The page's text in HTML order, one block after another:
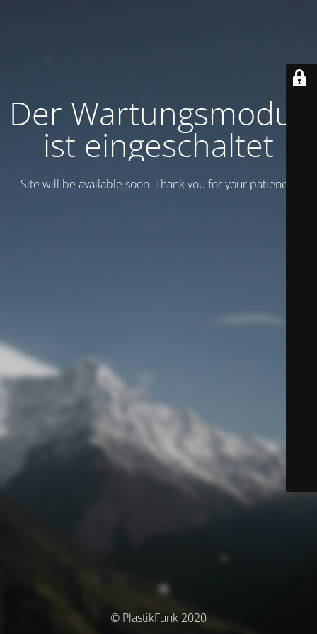
Der Wartungsmodus
ist eingeschaltet
Site will be available soon. Thank you for your patience!
© PlastikFunk 2020